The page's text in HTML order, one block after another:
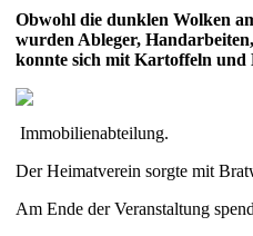
Obwohl die dunklen Wolken
wurden Ableger,
konnte sich mit Kartoffeln und
Immobilienabteilung.
Der Heimatverein sorgte mit
Am Ende der Veranstaltung